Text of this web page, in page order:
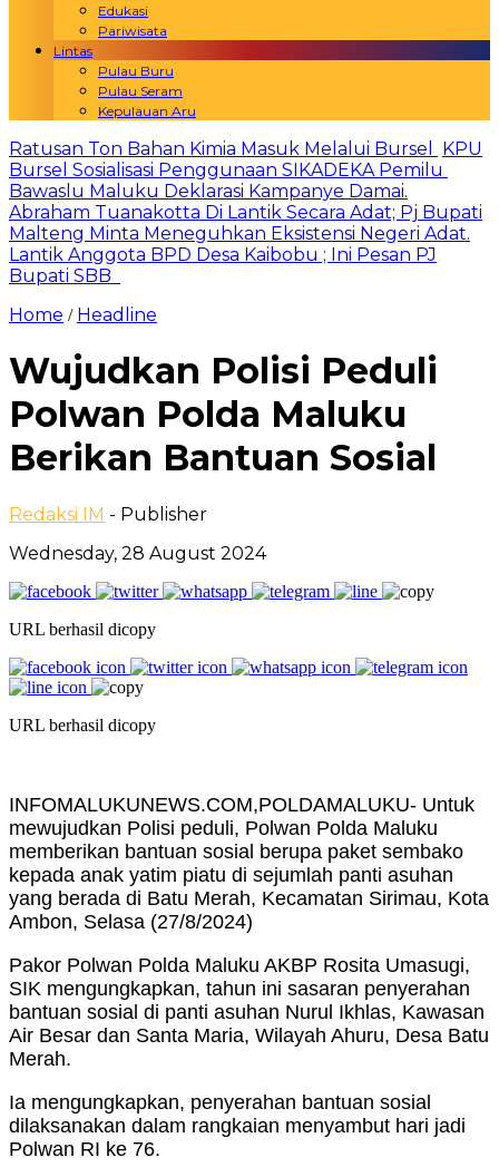
Edukasi
Pariwisata
Lintas
Pulau Buru
Pulau Seram
Kepulauan Aru
Ratusan Ton Bahan Kimia Masuk Melalui Bursel
KPU
Bursel Sosialisasi Penggunaan SIKADEKA Pemilu
Bawaslu Maluku Deklarasi Kampanye Damai.
Abraham Tuanakotta Di Lantik Secara Adat; Pj Bupati
Malteng Minta Meneguhkan Eksistensi Negeri Adat.
Lantik Anggota BPD Desa Kaibobu ; Ini Pesan PJ
Bupati SBB
Home / Headline
Wujudkan Polisi Peduli
Polwan Polda Maluku
Berikan Bantuan Sosial
Redaksi IM - Publisher
Wednesday, 28 August 2024
URL berhasil dicopy
URL berhasil dicopy
INFOMALUKUNEWS.COM,POLDAMALUKU- Untuk
mewujudkan Polisi peduli, Polwan Polda Maluku
memberikan bantuan sosial berupa paket sembako
kepada anak yatim piatu di sejumlah panti asuhan
yang berada di Batu Merah, Kecamatan Sirimau, Kota
Ambon, Selasa (27/8/2024)
Pakor Polwan Polda Maluku AKBP Rosita Umasugi,
SIK mengungkapkan, tahun ini sasaran penyerahan
bantuan sosial di panti asuhan Nurul Ikhlas, Kawasan
Air Besar dan Santa Maria, Wilayah Ahuru, Desa Batu
Merah.
Ia mengungkapkan, penyerahan bantuan sosial
dilaksanakan dalam rangkaian menyambut hari jadi
Polwan RI ke 76.